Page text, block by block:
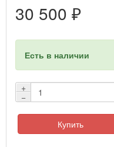
30 500 ₽
Есть в наличии
+
−
Купить